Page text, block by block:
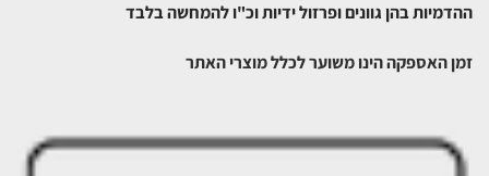
ההדמיות בהן גוונים ופרזול ידיות וכ"ו להמחשה בלבד
זמן האספקה הינו משוער לכלל מוצרי האתר